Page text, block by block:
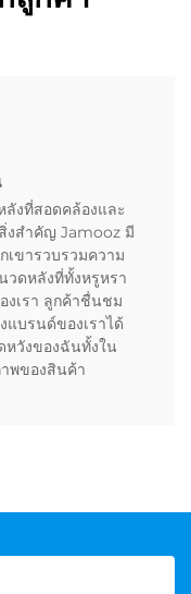
ลังที่สอดคล้องและ
งสำคัญ Jamooz มี
เขารวบรวมความ
วดหลังที่ทั้งหรูหรา
เรา ลูกค้าชื่นชม
บรนด์ของเราได้
หวังของฉันทั้งใน
พของสินค้า